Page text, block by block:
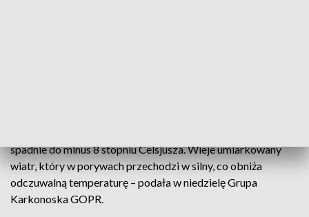
spadnie do minus 8 stopniu Celsjusza. Wieje umiarkowany
wiatr, który w porywach przechodzi w silny, co obniża
odczuwalną temperaturę – podała w niedzielę Grupa
Karkonoska GOPR.